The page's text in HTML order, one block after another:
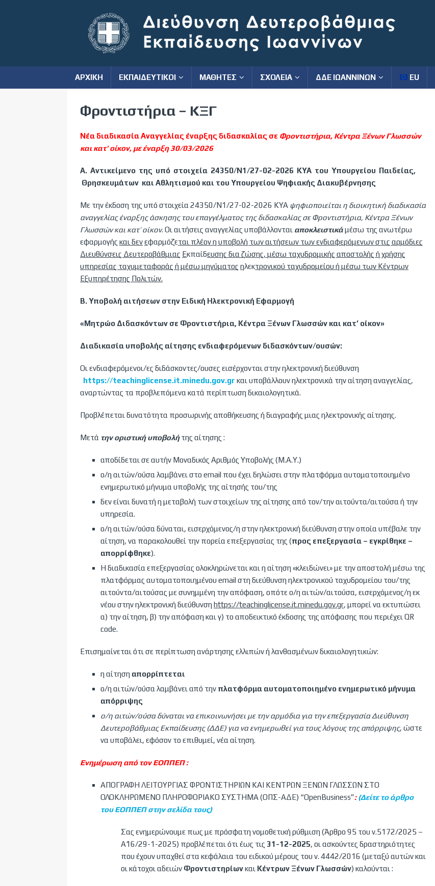
ΑΡΧΙΚΗ ΕΚΠΑΙΔΕΥΤΙΚΟΙ ΜΑΘΗΤΕΣ ΣΧΟΛΕΙΑ ΔΔΕ ΙΩΑΝΝΙΝΩΝ EU
Φροντιστήρια – ΚΞΓ
Νέα διαδικασία Αναγγελίας έναρξης διδασκαλίας σε Φροντιστήρια, Κέντρα Ξένων Γλωσσών
και κατ’ οίκον, με έναρξη 30/03/2026
Α. Αντικείμενο της υπό στοιχεία 24350/Ν1/27-02-2026 ΚΥΑ του Υπουργείου Παιδείας,
Θρησκευμάτων και Αθλητισμού και του Υπουργείου Ψηφιακής Διακυβέρνησης
Με την έκδοση της υπό στοιχεία 24350/Ν1/27-02-2026 ΚΥΑ ψηφιοποιείται η διοικητική διαδικασία
αναγγελίας έναρξης άσκησης του επαγγέλματος της διδασκαλίας σε Φροντιστήρια, Κέντρα Ξένων
Γλωσσών και κατ’ οίκον. Οι αιτήσεις αναγγελίας υποβάλλονται αποκλειστικάμέσω της ανωτέρω
εφαρμογής και δενεφαρμόζεται πλέον η υποβολή των αιτήσεων των ενδιαφερόμενων στις αρμόδιες
Διευθύνσεις Δευτεροβάθμιας Εκπαίδευσης δια ζώσης, μέσω ταχυδρομικής αποστολής ή χρήσης
υπηρεσίας ταχυμεταφοράς ή μέσω μηνύματος ηλεκτρονικού ταχυδρομείου ή μέσω των Κέντρων
Εξυπηρέτησης Πολιτών.
Β. Υποβολή αιτήσεων στην Ειδική Ηλεκτρονική Εφαρμογή
«Μητρώο Διδασκόντων σε Φροντιστήρια, Κέντρα Ξένων Γλωσσών και κατ’ οίκον»
Διαδικασία υποβολής αίτησης ενδιαφερόμενων διδασκόντων/ουσών:
Οι ενδιαφερόμενοι/ες διδάσκοντες/ουσες εισέρχονται στην ηλεκτρονική διεύθυνση
https://teachinglicense.it.minedu.gov.gr και υποβάλλουν ηλεκτρονικά την αίτηση αναγγελίας,
αναρτώντας τα προβλεπόμενα κατά περίπτωση δικαιολογητικά.
Προβλέπεται δυνατότητα προσωρινής αποθήκευσης ή διαγραφής μιας ηλεκτρονικής αίτησης.
Μετά την οριστική υποβολήτης αίτησης :
αποδίδεται σε αυτήν Μοναδικός Αριθμός Υποβολής (Μ.Α.Υ.)
ο/η αιτών/ούσα λαμβάνει στο email που έχει δηλώσει στην πλατφόρμα αυτοματοποιημένο
ενημερωτικό μήνυμα υποβολής της αίτησής του/της
δεν είναι δυνατή η μεταβολή των στοιχείων της αίτησης από τον/την αιτούντα/αιτούσα ή την
υπηρεσία.
ο/η αιτών/ούσα δύναται, εισερχόμενος/η στην ηλεκτρονική διεύθυνση στην οποία υπέβαλε την
αίτηση, να παρακολουθεί την πορεία επεξεργασίας της (προς επεξεργασία – εγκρίθηκε –
απορρίφθηκε).
Η διαδικασία επεξεργασίας ολοκληρώνεται και η αίτηση «κλειδώνει» με την αποστολή μέσω της
πλατφόρμας αυτοματοποιημένου email στη διεύθυνση ηλεκτρονικού ταχυδρομείου του/της
αιτούντα/αιτούσας με συνημμένη την απόφαση, οπότε ο/η αιτών/αιτούσα, εισερχόμενος/η εκ
νέου στην ηλεκτρονική διεύθυνση https://teachinglicense.it.minedu.gov.gr, μπορεί να εκτυπώσει
α) την αίτηση, β) την απόφαση και γ) το αποδεικτικό έκδοσης της απόφασης που περιέχει QR
code.
Επισημαίνεται ότι σε περίπτωση ανάρτησης ελλιπών ή λανθασμένων δικαιολογητικών:
η αίτηση απορρίπτεται
ο/η αιτών/ούσα λαμβάνει από την πλατφόρμα αυτοματοποιημένο ενημερωτικό μήνυμα
απόρριψης
ο/η αιτών/ούσα δύναται να επικοινωνήσει με την αρμόδια για την επεξεργασία Διεύθυνση
Δευτεροβάθμιας Εκπαίδευσης (ΔΔΕ) για να ενημερωθεί για τους λόγους της απόρριψης, ώστε
να υποβάλει, εφόσον το επιθυμεί, νέα αίτηση.
Ενημέρωση από τον ΕΟΠΠΕΠ :
ΑΠΟΓΡΑΦΗ ΛΕΙΤΟΥΡΓΙΑΣ ΦΡΟΝΤΙΣΤΗΡΙΩΝ ΚΑΙ ΚΕΝΤΡΩΝ ΞΕΝΩΝ ΓΛΩΣΣΩΝ ΣΤΟ
ΟΛΟΚΛΗΡΩΜΕΝΟ ΠΛΗΡΟΦΟΡΙΑΚΟ ΣΥΣΤΗΜΑ (ΟΠΣ-ΑΔΕ) “OpenBusiness”:(Δείτε το άρθρο
του ΕΟΠΠΕΠ στην σελίδα τους)
Σας ενημερώνουμε πως με πρόσφατη νομοθετική ρύθμιση (Άρθρο 95 του ν.5172/2025 –
Α΄16/29-1-2025) προβλέπεται ότι έως τις 31-12-2025, οι ασκούντες δραστηριότητες
που έχουν υπαχθεί στα κεφάλαια του ειδικού μέρους του ν. 4442/2016 (μεταξύ αυτών και
οι κάτοχοι αδειών Φροντιστηρίωνκαι Κέντρων Ξένων Γλωσσών) καλούνται :